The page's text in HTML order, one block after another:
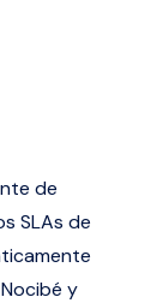
de
SLAs de
y